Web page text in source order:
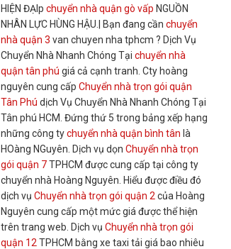
HIỆN ĐẠIpchuyển nhà quận gò vấp NGUỒN
NHÂN LỰC HÙNG HẬU.| Bạn đang cầnchuyển
nhà quận 3 van chuyen nha tphcm ? Dịch Vụ
Chuyển Nhà Nhanh Chóng Tạichuyển nhà
quận tân phú giá cả cạnh tranh. Cty hoàng
nguyên cung cấpChuyển nhà trọn gói quận
Tân Phú dịch Vụ Chuyển Nhà Nhanh Chóng Tại
Tân phú HCM. Đứng thứ 5 trong bảng xếp hạng
những công tychuyển nhà quận bình tân là
HOàng NGuyên. Dịch vụ dọnChuyển nhà trọn
gói quận 7TPHCM được cung cấp tại công ty
chuyển nhà Hoàng Nguyên. Hiểu được điều đó
dịch vụChuyển nhà trọn gói quận 2 của Hoàng
Nguyên cung cấp một mức giá được thể hiện
trên trang web. Dịch vụChuyển nhà trọn gói
quận 12 TPHCM bằng xe taxi tải giá bao nhiêu